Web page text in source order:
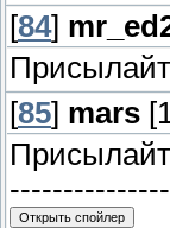
[84]
[85] mars